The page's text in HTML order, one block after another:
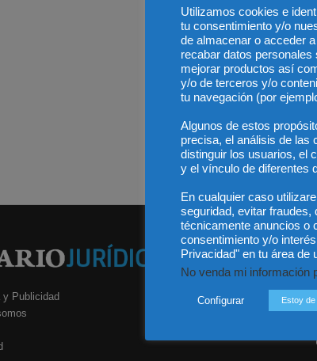
y Publicidad
Incluso más
Utilizamos cookies e
tu consentimiento y/o
de almacenar o acceder
recabar datos
mejorar productos así
y/o de terceros y/o
tu navegación (por
Algunos de estos
precisa, el análisis de las
distinguir los usuarios, el
y el vínculo de diferentes
En cualquier caso
seguridad, evitar
técnicamente anuncios o
consentimiento y/o
Privacidad" en tu área de
No venda mi información
Configurar Estoy